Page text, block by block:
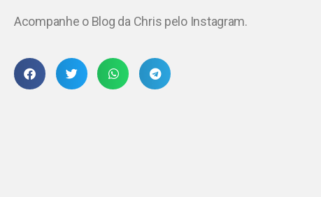
Acompanhe o Blog da Chris pelo Instagram.